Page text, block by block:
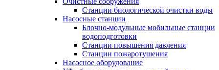
Станции биологической очистки воды
Насосные станции
Блочно-модульные мобильные станции
водоподготовки
Станции повышения давления
Станции пожаротушения
Насосное оборудование